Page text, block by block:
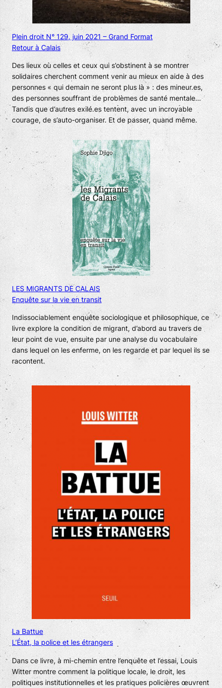
Plein droit N° 129, juin 2021 – Grand Format
Retour à Calais
Des lieux où celles et ceux qui s’obstinent à se montrer
solidaires cherchent comment venir au mieux en aide à des
personnes « qui demain ne seront plus là » : des mineur.es,
des personnes souffrant de problèmes de santé mentale…
Tandis que d’autres exilé.es tentent, avec un incroyable
courage, de s’auto-organiser. Et de passer, quand même.
LES MIGRANTS DE CALAIS
Enquête sur la vie en transit
Indissociablement enquête sociologique et philosophique, ce
livre explore la condition de migrant, d’abord au travers de
leur point de vue, ensuite par une analyse du vocabulaire
dans lequel on les enferme, on les regarde et par lequel ils se
racontent.
La Battue
L’État, la police et les étrangers
Dans ce livre, à mi-chemin entre l’enquête et l’essai, Louis
Witter montre comment la politique locale, le droit, les
politiques institutionnelles et les pratiques policières œuvrent